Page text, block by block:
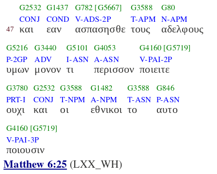
47
G2532
CONJ
και
G1437
COND
εαν
G782 [G5667]
V-ADS-2P
ασπασησθε
G3588
T-APM
τους
G80
N-APM
αδελφους
G5216
P-2GP
υμων
G3440
ADV
μονον
G5101
I-ASN
τι
G4053
A-ASN
περισσον
G4160 [G5719]
V-PAI-2P
ποιειτε
G3780
PRT-I
ουχι
G2532
CONJ
και
G3588
T-NPM
οι
G1482
A-NPM
εθνικοι
G3588
T-ASN
το
G846
P-ASN
αυτο
G4160 [G5719]
V-PAI-3P
ποιουσιν
Matthew 6:25 (LXX_WH)